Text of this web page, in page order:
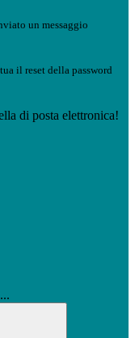
un messaggio
il reset della password
di posta elettronica!